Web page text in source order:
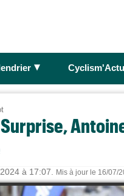
►
à 17:07. Mis à jour le 16/07/